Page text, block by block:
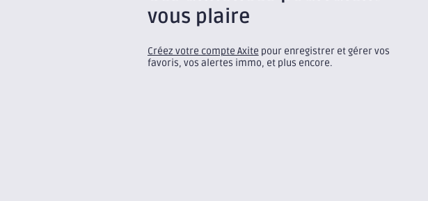
vous plaire
Créez votre compte Axite pour enregistrer et gérer vos
favoris, vos alertes immo, et plus encore.